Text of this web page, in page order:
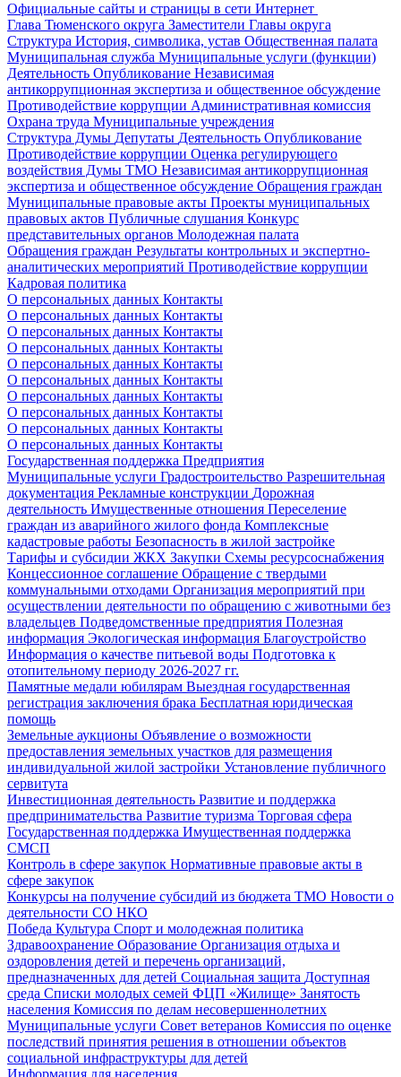
Официальные сайты и страницы в сети Интернет
Глава Тюменского округа Заместители Главы округа
Структура История, символика, устав Общественная палата
Муниципальная служба Муниципальные услуги (функции)
Деятельность Опубликование Независимая
антикоррупционная экспертиза и общественное обсуждение
Противодействие коррупции Административная комиссия
Охрана труда Муниципальные учреждения
Структура Думы Депутаты Деятельность Опубликование
Противодействие коррупции Оценка регулирующего
воздействия Думы ТМО Независимая антикоррупционная
экспертиза и общественное обсуждение Обращения граждан
Муниципальные правовые акты Проекты муниципальных
правовых актов Публичные слушания Конкурс
представительных органов Молодежная палата
Обращения граждан Результаты контрольных и экспертно-
аналитических мероприятий Противодействие коррупции
Кадровая политика
О персональных данных Контакты
О персональных данных Контакты
О персональных данных Контакты
О персональных данных Контакты
О персональных данных Контакты
О персональных данных Контакты
О персональных данных Контакты
О персональных данных Контакты
О персональных данных Контакты
О персональных данных Контакты
Государственная поддержка Предприятия
Муниципальные услуги Градостроительство Разрешительная
документация Рекламные конструкции Дорожная
деятельность Имущественные отношения Переселение
граждан из аварийного жилого фонда Комплексные
кадастровые работы Безопасность в жилой застройке
Тарифы и субсидии ЖКХ Закупки Схемы ресурсоснабжения
Концессионное соглашение Обращение с твердыми
коммунальными отходами Организация мероприятий при
осуществлении деятельности по обращению с животными без
владельцев Подведомственные предприятия Полезная
информация Экологическая информация Благоустройство
Информация о качестве питьевой воды Подготовка к
отопительному периоду 2026-2027 гг.
Памятные медали юбилярам Выездная государственная
регистрация заключения брака Бесплатная юридическая
помощь
Земельные аукционы Объявление о возможности
предоставления земельных участков для размещения
индивидуальной жилой застройки Установление публичного
сервитута
Инвестиционная деятельность Развитие и поддержка
предпринимательства Развитие туризма Торговая сфера
Государственная поддержка Имущественная поддержка
СМСП
Контроль в сфере закупок Нормативные правовые акты в
сфере закупок
Конкурсы на получение субсидий из бюджета ТМО Новости о
деятельности СО НКО
Победа Культура Спорт и молодежная политика
Здравоохранение Образование Организация отдыха и
оздоровления детей и перечень организаций,
предназначенных для детей Социальная защита Доступная
среда Списки молодых семей ФЦП «Жилище» Занятость
населения Комиссия по делам несовершеннолетних
Муниципальные услуги Совет ветеранов Комиссия по оценке
последствий принятия решения в отношении объектов
социальной инфраструктуры для детей
Информация для населения